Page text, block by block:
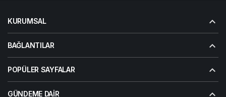
KURUMSAL
BAĞLANTILAR
POPÜLER SAYFALAR
GÜNDEME DAIR